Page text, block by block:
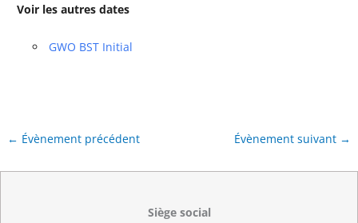
Voir les autres dates
GWO BST Initial
← Évènement précédent Évènement suivant →
Siège social